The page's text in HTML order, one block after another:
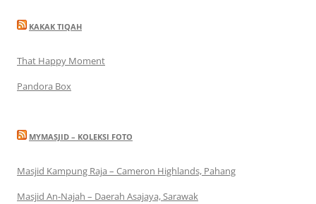
KAKAK TIQAH
That Happy Moment
Pandora Box
MYMASJID – KOLEKSI FOTO
Masjid Kampung Raja – Cameron Highlands, Pahang
Masjid An-Najah – Daerah Asajaya, Sarawak